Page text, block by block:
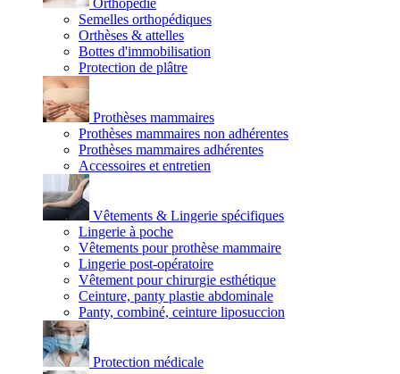
Orthopédie
Semelles orthopédiques
Orthèses & attelles
Bottes d'immobilisation
Protection de plâtre
Prothèses mammaires
Prothèses mammaires non adhérentes
Prothèses mammaires adhérentes
Accessoires et entretien
Vêtements & Lingerie spécifiques
Lingerie à poche
Vêtements pour prothèse mammaire
Lingerie post-opératoire
Vêtement pour chirurgie esthétique
Ceinture, panty plastie abdominale
Panty, combiné, ceinture liposuccion
Protection médicale